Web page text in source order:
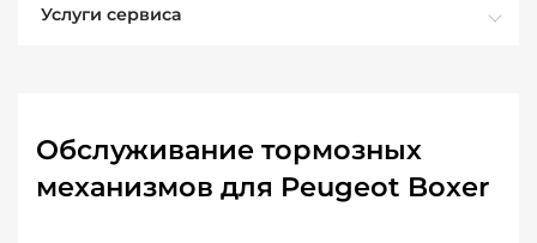
Услуги сервиса
Обслуживание тормозных
механизмов для Peugeot Boxer